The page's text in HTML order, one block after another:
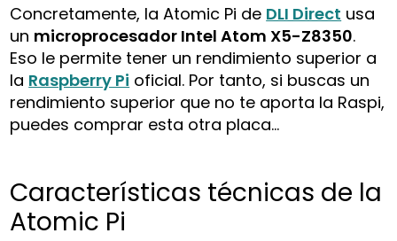
Concretamente, la Atomic Pi de DLI Direct usa
un microprocesador Intel Atom X5-Z8350.
Eso le permite tener un rendimiento superior a
la Raspberry Pi oficial. Por tanto, si buscas un
rendimiento superior que no te aporta la Raspi,
puedes comprar esta otra placa…
Características técnicas de la
Atomic Pi